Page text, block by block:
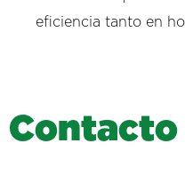
eficiencia tanto en
Contacto